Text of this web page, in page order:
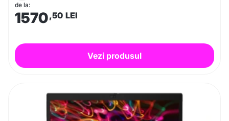
de la:
1570,50 LEI
Vezi produsul